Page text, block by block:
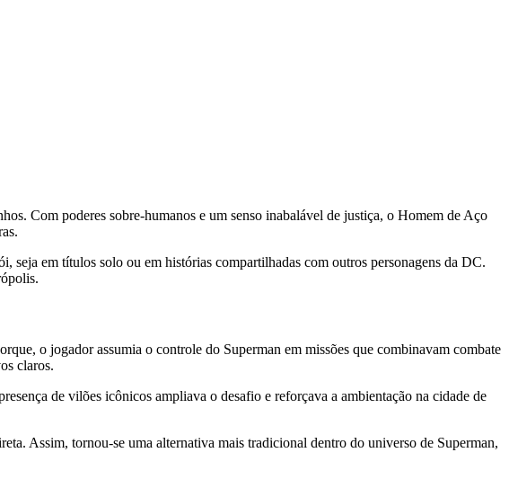
Com poderes sobre-humanos e um senso inabalável de justiça, o Homem de Aço
seja em títulos solo ou em histórias compartilhadas com outros personagens da DC.
o jogador assumia o controle do Superman em missões que combinavam combate
claros.
de vilões icônicos ampliava o desafio e reforçava a ambientação na cidade de
Assim, tornou-se uma alternativa mais tradicional dentro do universo de Superman,